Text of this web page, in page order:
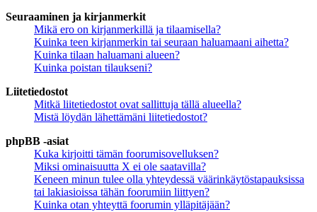
Seuraaminen ja kirjanmerkit
Mikä ero on kirjanmerkillä ja tilaamisella?
Kuinka teen kirjanmerkin tai seuraan haluamaani aihetta?
Kuinka tilaan haluamani alueen?
Kuinka poistan tilaukseni?
Liitetiedostot
Mitkä liitetiedostot ovat sallittuja tällä alueella?
Mistä löydän lähettämäni liitetiedostot?
phpBB -asiat
Kuka kirjoitti tämän foorumisovelluksen?
Miksi ominaisuutta X ei ole saatavilla?
Keneen minun tulee olla yhteydessä väärinkäytöstapauksissa
tai lakiasioissa tähän foorumiin liittyen?
Kuinka otan yhteyttä foorumin ylläpitäjään?